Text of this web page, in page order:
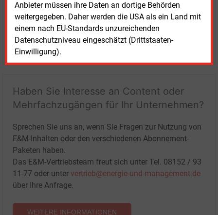
Anbieter müssen ihre Daten an dortige Behörden
weitergegeben. Daher werden die USA als ein Land mit
einem nach EU-Standards unzureichenden
Datenschutzniveau eingeschätzt (Drittstaaten-
Einwilligung).
LOGIN
Haben Sie Interesse an Content oder
Mehrfachzugängen für Ihr Unternehmen?
Sprechen Sie uns an, wenn Sie Fragen zur Nutzung von
E&M-Inhalten oder den verschiedenen Abonnement-
Paketen haben.
Das E&M-Vertriebsteam freut sich unter Tel. 08152 / 93
11-77 oder unter vertrieb@energie-und-management.de
über Ihre Anfrage.
WEITERE INFORMATIONEN